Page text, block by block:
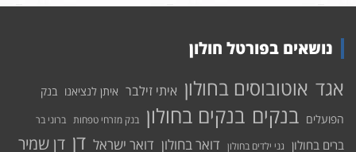
נושאים בפורטל חולון
אגד אוטובוסים בחולון איתי זילבר איתן לנציאנו בנק
הפועלים בנקים בנקים בחולון בנק מזרחי טפחות ברוני בר
ברים בחולון גני ילדים בחולון דואר בחולון דואר ישראל דן דן שמיר